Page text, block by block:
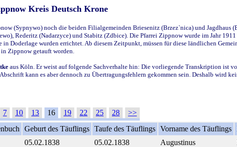
Kreis Deutsch Krone
(Sypnywo) noch die beiden Filialgemeinden Briesenitz (Brzez`nica) und Jagdhaus
Rederitz (Nadarzyce) und Stabitz (Zdbice). Die Pfarrei Zippnow wurde im Jahr
Doderlage wurden errichtet. Ab diesem Zeitpunkt, müssen für diese ländlichen
Zippnow getauft worden.
aus Köln. Er weist auf folgende Sachverhalte hin: Die vorliegende Transkription ist
kann es aber dennoch zu Übertragungsfehlern gekommen sein. Deshalb wird
7 10 13 16 19 22 25 28
>>
Geburt des Täuflings Taufe des Täuflings Vorname des Täuflings
05.02.1838 05.02.1838 Augustinus